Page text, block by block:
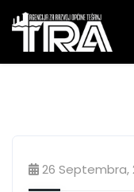
26 Septembra,